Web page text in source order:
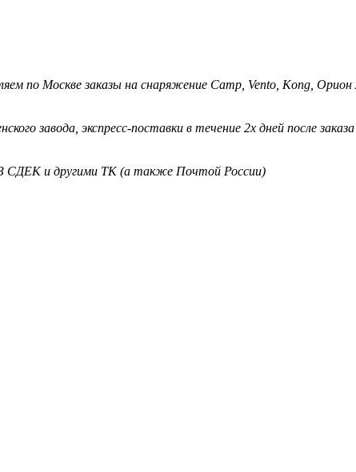
по Москве заказы на снаряжение Camp, Vento, Kong, Орион
завода, экспресс-поставки в течение 2х дней после заказа
СДЕК и другими ТК (а также Почтой России)